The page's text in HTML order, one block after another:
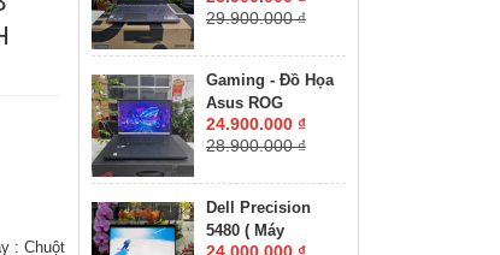
RAM 16GG SSD
HÌNH : 15.6'' 15.6"
WQHD 165Hz
29.900.000 ₫
Gaming - Đồ Họa
Asus ROG
Zephyrus M16
GU603ZW CORE
RTX 3070 Ti 8GB
GDDR6 MÀN HÌNH
24.900.000 ₫
28.900.000 ₫
Dell Precision
5480 ( Máy
: Chuột